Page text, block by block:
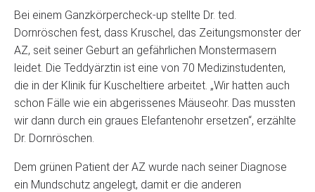
Bei einem Ganzkörpercheck-up stellte Dr. ted.
Dornröschen fest, dass Kruschel, das Zeitungsmonster der
AZ, seit seiner Geburt an gefährlichen Monstermasern
leidet. Die Teddyärztin ist eine von 70 Medizinstudenten,
die in der Klinik für Kuscheltiere arbeitet. „Wir hatten auch
schon Fälle wie ein abgerissenes Mäuseohr. Das mussten
wir dann durch ein graues Elefantenohr ersetzen“, erzählte
Dr. Dornröschen.
Dem grünen Patient der AZ wurde nach seiner Diagnose
ein Mundschutz angelegt, damit er die anderen